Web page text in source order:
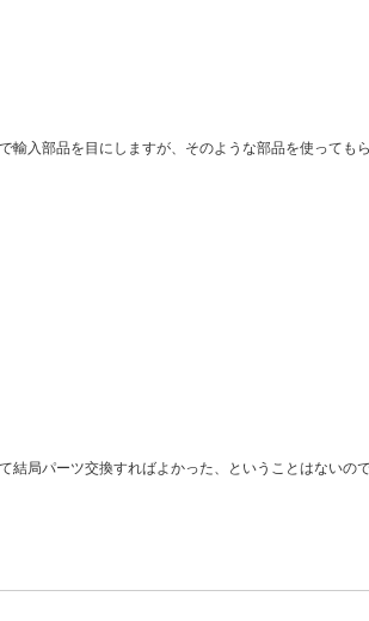
入部品を目にしますが、そのような部品を使っても
結局パーツ交換すればよかった、ということはないの